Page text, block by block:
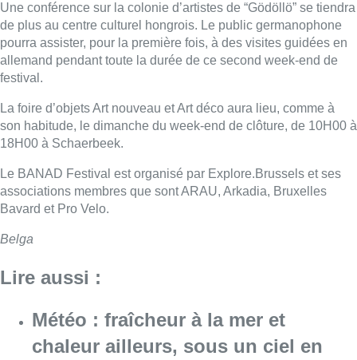
Une conférence sur la colonie d’artistes de “Gödöllö” se tiendra
de plus au centre culturel hongrois. Le public germanophone
pourra assister, pour la première fois, à des visites guidées en
allemand pendant toute la durée de ce second week-end de
festival.
La foire d’objets Art nouveau et Art déco aura lieu, comme à
son habitude, le dimanche du week-end de clôture, de 10H00 à
18H00 à Schaerbeek.
Le BANAD Festival est organisé par Explore.Brussels et ses
associations membres que sont ARAU, Arkadia, Bruxelles
Bavard et Pro Velo.
Belga
Lire aussi :
Météo : fraîcheur à la mer et
chaleur ailleurs, sous un ciel en